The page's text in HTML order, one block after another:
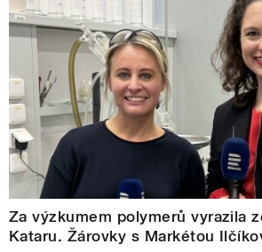
Za výzkumem polymerů vyrazila
Kataru. Žárovky s Markétou